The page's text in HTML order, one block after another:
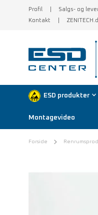
Profil Salgs- og
Kontakt
ESD produkter
Montagevideo
Forside